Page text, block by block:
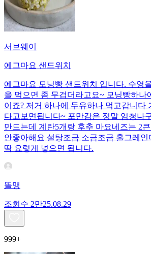
서브웨이
에그마요 샌드위치
에그마요 모닝빵 샌드위치 입니다. 수영
을 먹으면 좀 무겁더라고요~ 모닝빵하나
이죠? 저거 하나에 두유하나 먹고갑니다
다고보면됩니다~ 포만감은 정말 엄청나
만드는데 계란5개랑 후추 마요네즈는 2
안좋아해요 설탕조금 소금조금 홀그레
딱 요렇게 넣으면 됩니다.
똘맹
조회수 2만25.08.29
999+